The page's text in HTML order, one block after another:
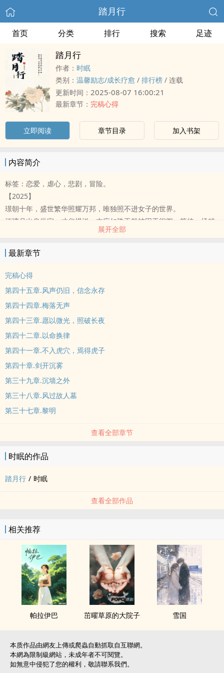
踏月行
首页 分类 排行 搜索 足迹
踏月行
作者： 时眠
类别： 温馨励志/成长疗愈 / 排行榜 / 连载
更新时间： 2025-08-07 16:00:21
最新章节： 完稿心得
立即阅读 章节目录 加入书架
内容简介
标签：恋爱，虐心，悲剧，冒险。
【2025】
璟朝十年，盛世繁华照耀万邦，唯独照不进女子的世界。
江璃月出身世家，才华横溢，本应如珠玉般被困于闺阁，等待一场精
她登上陌生男子的商船，自请同行，只为证明：女子，也能踏遍四
海、富甲天下、创法立典。
✦ 架空历史 ✦ 女主商战 ✦ 反封建 ✦ 轻恋爱
*发布平台：城邦popo , penana
*姐妹作：《烬海棠春》预计2027年开坑*
书封：感谢 常念念 美制
推荐搭配歌曲：
我用尽全力奔向你 拥抱你 呼喊你的名
撕开天地所有风雨 斩断了命运
我们的故事有温柔 有叹息却没有结局
掌心一朵云和羽
展开全部
最新章节
完稿心得
第四十五章.风声仍旧，信念永存
第四十四章.梅落无声
第四十三章.愿以微光，照破长夜
第四十二章.以命换律
第四十一章.不入虎穴，焉得虎子
第四十章.剑开沉雾
第三十九章.沉墙之外
第三十八章.风过故人墓
第三十七章.黎明
查看全部章节
时眠的作品
踏月行 / 时眠
查看全部作品
相关推荐
帕拉伊巴 茁曜草原的大院子 雪国
本质作品由網友上傳或爬蟲自動抓取自互聯網。
本網為限制級網站，未成年者不可閱覽。
如無意中侵犯了您的權利，敬請聯系我們。